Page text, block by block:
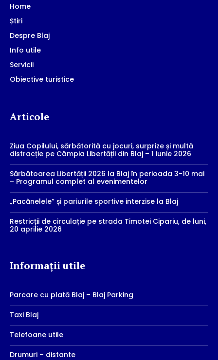
Home
Știri
Despre Blaj
Info utile
Servicii
Obiective turistice
Articole
Ziua Copilului, sărbătorită cu jocuri, surprize și multă
distracție pe Câmpia Libertății din Blaj – 1 iunie 2026
Sărbătoarea Libertății 2026 la Blaj în perioada 3-10 mai
– Programul complet al evenimentelor
„Pacănelele” și pariurile sportive interzise la Blaj
Restricții de circulație pe strada Timotei Cipariu, de luni,
20 aprilie 2026
Informații utile
Parcare cu plată Blaj – Blaj Parking
Taxi Blaj
Telefoane utile
Drumuri – distante